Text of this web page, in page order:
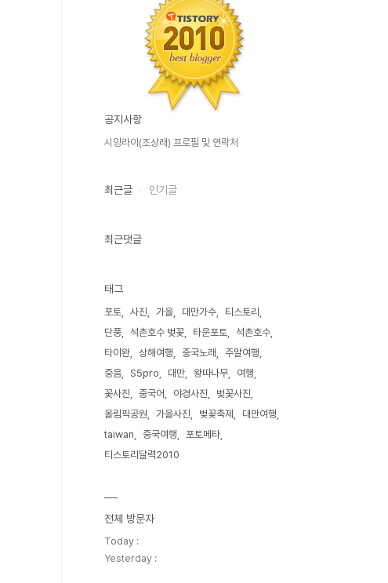
공지사항
시앙라이(조상래) 프로필 및 연락처
최근글 인기글
최근댓글
태그
포토 사진 가을 대만가수
티스토리
단풍
석촌호수 벚꽃 타운포토
석촌호수
타이완
상해여행 중국노래
주말여행
중음
S5pro 대만 왕따나무
여행
꽃사진
중국어 야경사진
벚꽃사진
올림픽공원
가을사진 벚꽃축제
대만여행
taiwan
중국여행
포토메타
티스토리달력2010
전체 방문자
Today :
Yesterday :